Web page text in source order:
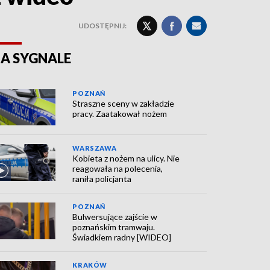
UDOSTĘPNIJ:
SYGNALE
POZNAŃ
Straszne sceny w zakładzie
pracy. Zaatakował nożem
WARSZAWA
Kobieta z nożem na ulicy. Nie
reagowała na polecenia,
raniła policjanta
POZNAŃ
Bulwersujące zajście w
poznańskim tramwaju.
Świadkiem radny [WIDEO]
KRAKÓW